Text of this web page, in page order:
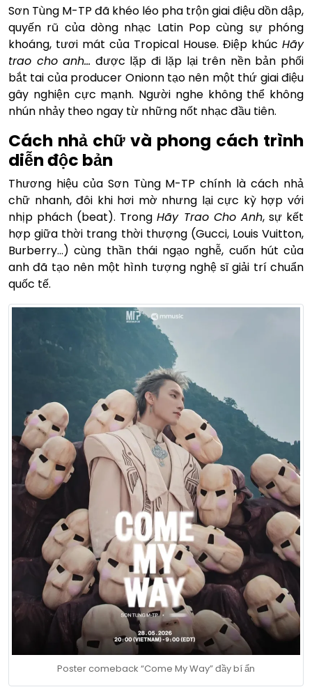
Sơn Tùng M-TP đã khéo léo pha trộn giai điệu dồn dập,
quyến rũ của dòng nhạc Latin Pop cùng sự phóng
khoáng, tươi mát của Tropical House. Điệp khúc Hãy
trao cho anh… được lặp đi lặp lại trên nền bản phối
bắt tai của producer Onionn tạo nên một thứ giai điệu
gây nghiện cực mạnh. Người nghe không thể không
nhún nhảy theo ngay từ những nốt nhạc đầu tiên.
Cách nhả chữ và phong cách trình
diễn độc bản
Thương hiệu của Sơn Tùng M-TP chính là cách nhả
chữ nhanh, đôi khi hơi mờ nhưng lại cực kỳ hợp với
nhịp phách (beat). TrongHãy Trao Cho Anh, sự kết
hợp giữa thời trang thời thượng (Gucci, Louis Vuitton,
Burberry…) cùng thần thái ngạo nghễ, cuốn hút của
anh đã tạo nên một hình tượng nghệ sĩ giải trí chuẩn
quốc tế.
Poster comeback “Come My Way” đầy bí ẩn